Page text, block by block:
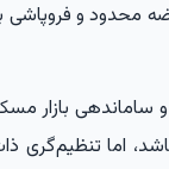
محدود و فروپاشی
و ساماندهی بازار
اما تنظیم‌گری